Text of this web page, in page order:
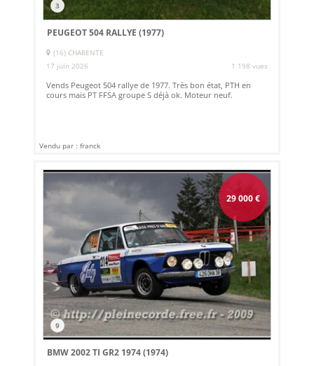
3
PEUGEOT 504 RALLYE (1977)
(16) CHARENTE
17 juin 2026
1 198 vues
Vends Peugeot 504 rallye de 1977. Très bon état, PTH en
cours mais PT FFSA groupe S déjà ok. Moteur neuf.
Vendu par : franck
29 000€
9
BMW 2002 TI GR2 1974 (1974)